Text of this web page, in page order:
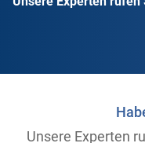
Unsere Experten